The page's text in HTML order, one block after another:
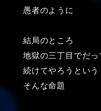
愚者のように
結局のところ
地獄の三丁目でだっ
続けてやろうという
そんな命題